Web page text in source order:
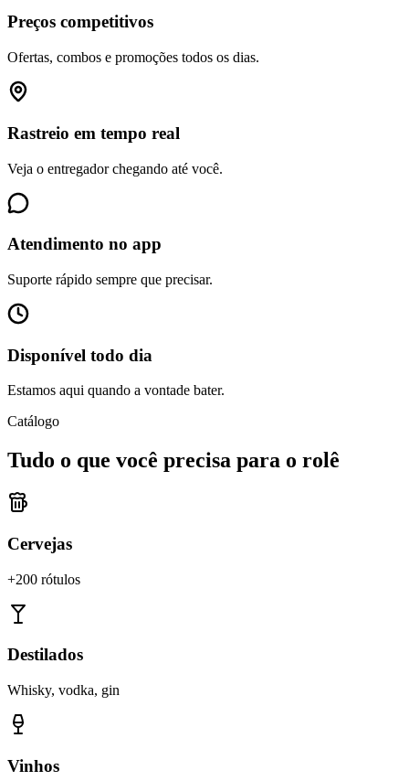
Preços competitivos
Ofertas, combos e promoções todos os dias.
Rastreio em tempo real
Veja o entregador chegando até você.
Atendimento no app
Suporte rápido sempre que precisar.
Disponível todo dia
Estamos aqui quando a vontade bater.
Catálogo
Tudo o que você precisa para o rolê
Cervejas
+200 rótulos
Destilados
Whisky, vodka, gin
Vinhos